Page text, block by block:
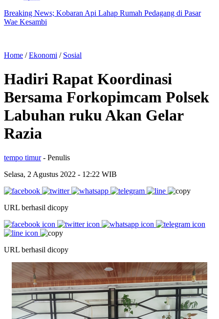
Breaking News; Kobaran Api Lahap Rumah Pedagang di Pasar
Wae Kesambi
Home /Ekonomi / Sosial
Hadiri Rapat Koordinasi
Bersama Forkopimcam Polsek
Labuhan ruku Akan Gelar
Razia
tempo timur - Penulis
Selasa, 2 Agustus 2022 - 12:22 WIB
URL berhasil dicopy
URL berhasil dicopy